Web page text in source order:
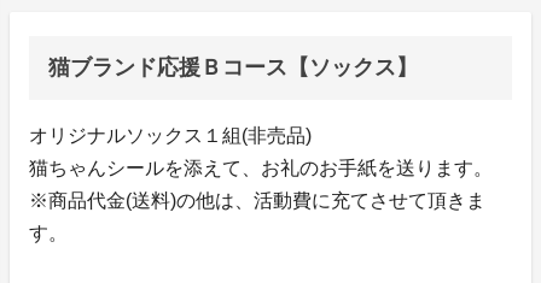
猫ブランド応援Ｂコース【ソックス】
オリジナルソックス１組(非売品)
猫ちゃんシールを添えて、お礼のお手紙を送ります。
※商品代金(送料)の他は、活動費に充てさせて頂きま
す。